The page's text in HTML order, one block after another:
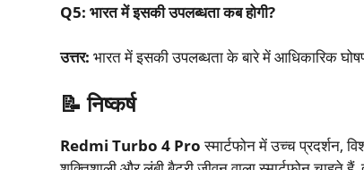
Q5: भारत में इसकी उपलब्धता कब होगी?
उत्तर: भारत में इसकी उपलब्धता के बारे में आधिकारिक
📝 निष्कर्ष
Redmi Turbo 4 Proस्मार्टफोन में उच्च प्रदर्शन,